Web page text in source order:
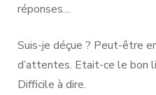
réponses…
Suis-je déçue ? Peut-être
d’attentes. Etait-ce le bon
Difficile à dire.